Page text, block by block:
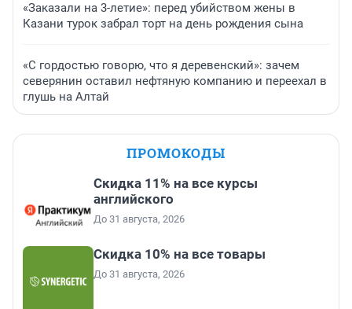
«Заказали на 3-летие»: перед убийством жены в
Казани турок забрал торт на день рождения сына
«С гордостью говорю, что я деревенский»: зачем
северянин оставил нефтяную компанию и переехал в
глушь на Алтай
ПРОМОКОДЫ
Скидка 11% на все курсы
английского
До 31 августа, 2026
Скидка 10% на все товары
До 31 августа, 2026